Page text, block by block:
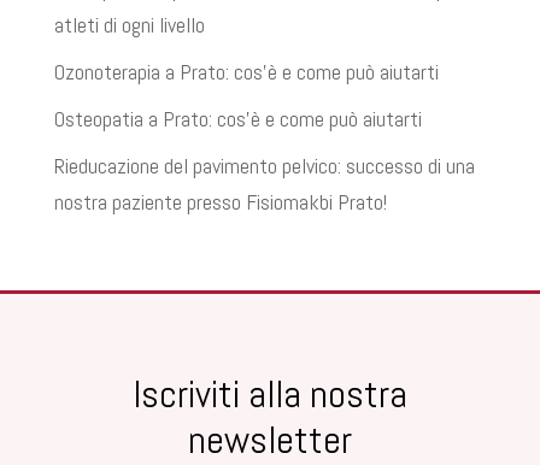
atleti di ogni livello
Ozonoterapia a Prato: cos’è e come può aiutarti
Osteopatia a Prato: cos’è e come può aiutarti
Rieducazione del pavimento pelvico: successo di una
nostra paziente presso Fisiomakbi Prato!
Iscriviti alla nostra
newsletter